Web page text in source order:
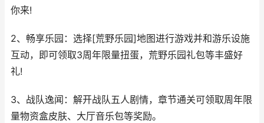
你来!
2、畅享乐园：选择[荒野乐园]地图进行游戏并和游乐设施
互动，即可领取3周年限量扭蛋，荒野乐园礼包等丰盛好
礼!
3、战队逸闻：解开战队五人剧情，章节通关可领取周年限
量物资盒皮肤、大厅音乐包等奖励。